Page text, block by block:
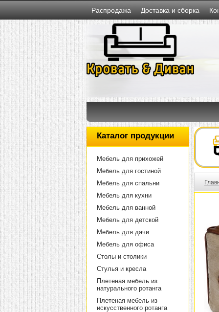
Распродажа Доставка и сборка
Каталог продукции
Мебель для прихожей
Мебель для гостиной
Мебель для спальни
Мебель для кухни
Мебель для ванной
Мебель для детской
Мебель для дачи
Мебель для офиса
Столы и столики
Стулья и кресла
Плетеная мебель из
натурального ротанга
Плетеная мебель из
искусственного ротанга